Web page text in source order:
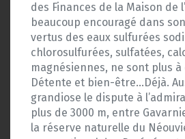
des Finances de la Maison de
beaucoup encouragé dans
vertus des eaux sulfurées
chlorosulfurées, sulfatées,
magnésiennes, ne sont plus
Détente et bien-être…Déjà.
grandiose le dispute à
plus de 3000 m, entre
la réserve naturelle du